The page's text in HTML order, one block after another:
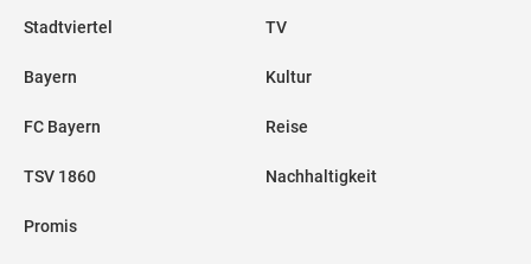
Stadtviertel
Bayern
FC Bayern
TSV 1860
Promis
TV
Kultur
Reise
Nachhaltigkeit